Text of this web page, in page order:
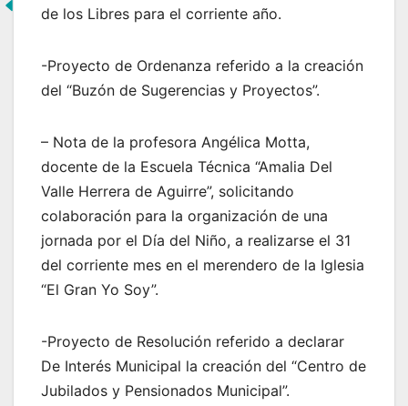
de los Libres para el corriente año.
-Proyecto de Ordenanza referido a la creación
del “Buzón de Sugerencias y Proyectos”.
– Nota de la profesora Angélica Motta,
docente de la Escuela Técnica “Amalia Del
Valle Herrera de Aguirre”, solicitando
colaboración para la organización de una
jornada por el Día del Niño, a realizarse el 31
del corriente mes en el merendero de la Iglesia
“El Gran Yo Soy”.
-Proyecto de Resolución referido a declarar
De Interés Municipal la creación del “Centro de
Jubilados y Pensionados Municipal”.